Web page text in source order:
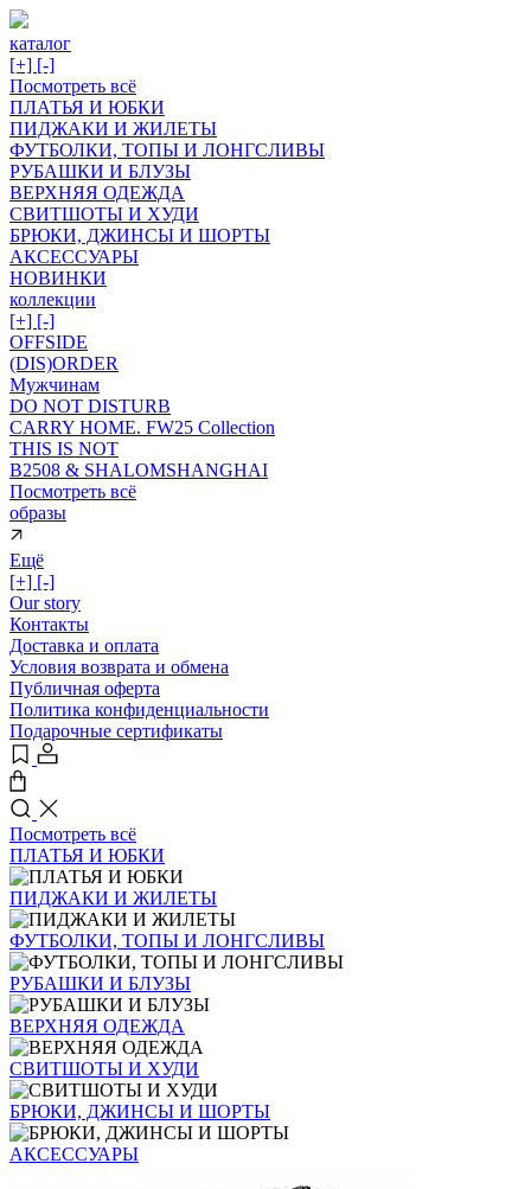
каталог
[+] [-]
Посмотреть всё
ПЛАТЬЯ И ЮБКИ
ПИДЖАКИ И ЖИЛЕТЫ
ФУТБОЛКИ, ТОПЫ И ЛОНГСЛИВЫ
РУБАШКИ И БЛУЗЫ
ВЕРХНЯЯ ОДЕЖДА
СВИТШОТЫ И ХУДИ
БРЮКИ, ДЖИНСЫ И ШОРТЫ
АКСЕССУАРЫ
НОВИНКИ
коллекции
[+] [-]
OFFSIDE
(DIS)ORDER
Мужчинам
DO NOT DISTURB
CARRY HOME. FW25 Collection
THIS IS NOT
B2508 & SHALOMSHANGHAI
Посмотреть всё
образы
Ещё
[+] [-]
Our story
Контакты
Доставка и оплата
Условия возврата и обмена
Публичная оферта
Политика конфиденциальности
Подарочные сертификаты
Посмотреть всё
ПЛАТЬЯ И ЮБКИ
ПИДЖАКИ И ЖИЛЕТЫ
ФУТБОЛКИ, ТОПЫ И ЛОНГСЛИВЫ
РУБАШКИ И БЛУЗЫ
ВЕРХНЯЯ ОДЕЖДА
СВИТШОТЫ И ХУДИ
БРЮКИ, ДЖИНСЫ И ШОРТЫ
АКСЕССУАРЫ